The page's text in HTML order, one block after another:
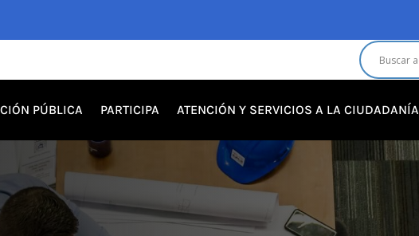
PÚBLICA PARTICIPA ATENCIÓN Y SERVICIOS A LA CIUDADANÍA